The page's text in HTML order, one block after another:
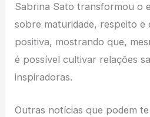
Sabrina Sato transformou o
sobre maturidade, respeito e
positiva, mostrando que,
é possível cultivar relações
inspiradoras.
Outras notícias que podem